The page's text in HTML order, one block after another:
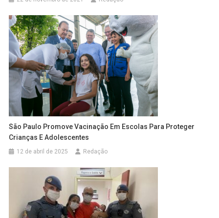
São Paulo Promove Vacinação Em Escolas Para Proteger
Crianças E Adolescentes
12 de abril de 2025 Redação